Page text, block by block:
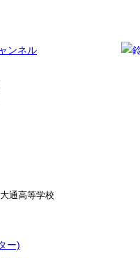
ンネル
通高等学校
ー)